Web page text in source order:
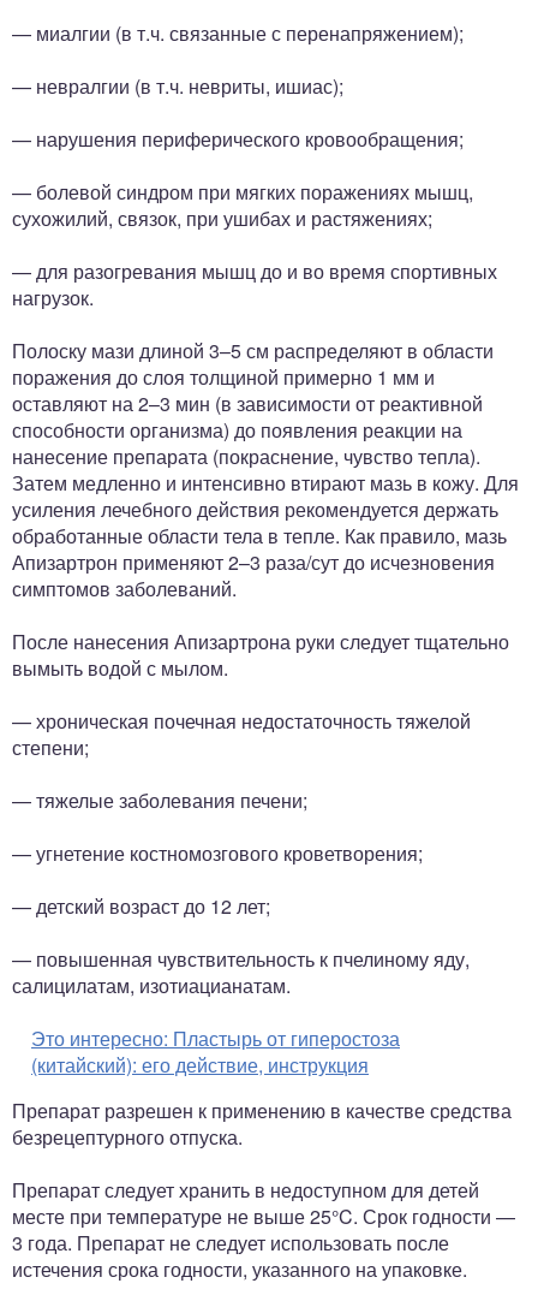
— миалгии (в т.ч. связанные с перенапряжением);
— невралгии (в т.ч. невриты, ишиас);
— нарушения периферического кровообращения;
— болевой синдром при мягких поражениях мышц,
сухожилий, связок, при ушибах и растяжениях;
— для разогревания мышц до и во время спортивных
нагрузок.
Полоску мази длиной 3–5 см распределяют в области
поражения до слоя толщиной примерно 1 мм и
оставляют на 2–3 мин (в зависимости от реактивной
способности организма) до появления реакции на
нанесение препарата (покраснение, чувство тепла).
Затем медленно и интенсивно втирают мазь в кожу. Для
усиления лечебного действия рекомендуется держать
обработанные области тела в тепле. Как правило, мазь
Апизартрон применяют 2–3 раза/сут до исчезновения
симптомов заболеваний.
После нанесения Апизартрона руки следует тщательно
вымыть водой с мылом.
— хроническая почечная недостаточность тяжелой
степени;
— тяжелые заболевания печени;
— угнетение костномозгового кроветворения;
— детский возраст до 12 лет;
— повышенная чувствительность к пчелиному яду,
салицилатам, изотиацианатам.
Это интересно: Пластырь от гиперостоза
(китайский): его действие, инструкция
Препарат разрешен к применению в качестве средства
безрецептурного отпуска.
Препарат следует хранить в недоступном для детей
месте при температуре не выше 25°C. Срок годности —
3 года. Препарат не следует использовать после
истечения срока годности, указанного на упаковке.